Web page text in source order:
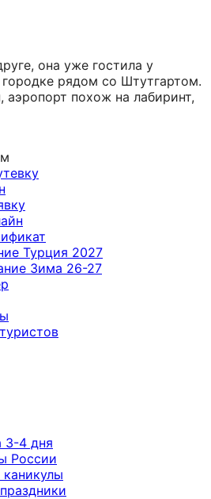
она уже гостила у
рядом со Штутгартом.
похож на лабиринт,
Турция 2027
Зима 26-27
3-4 дня
России